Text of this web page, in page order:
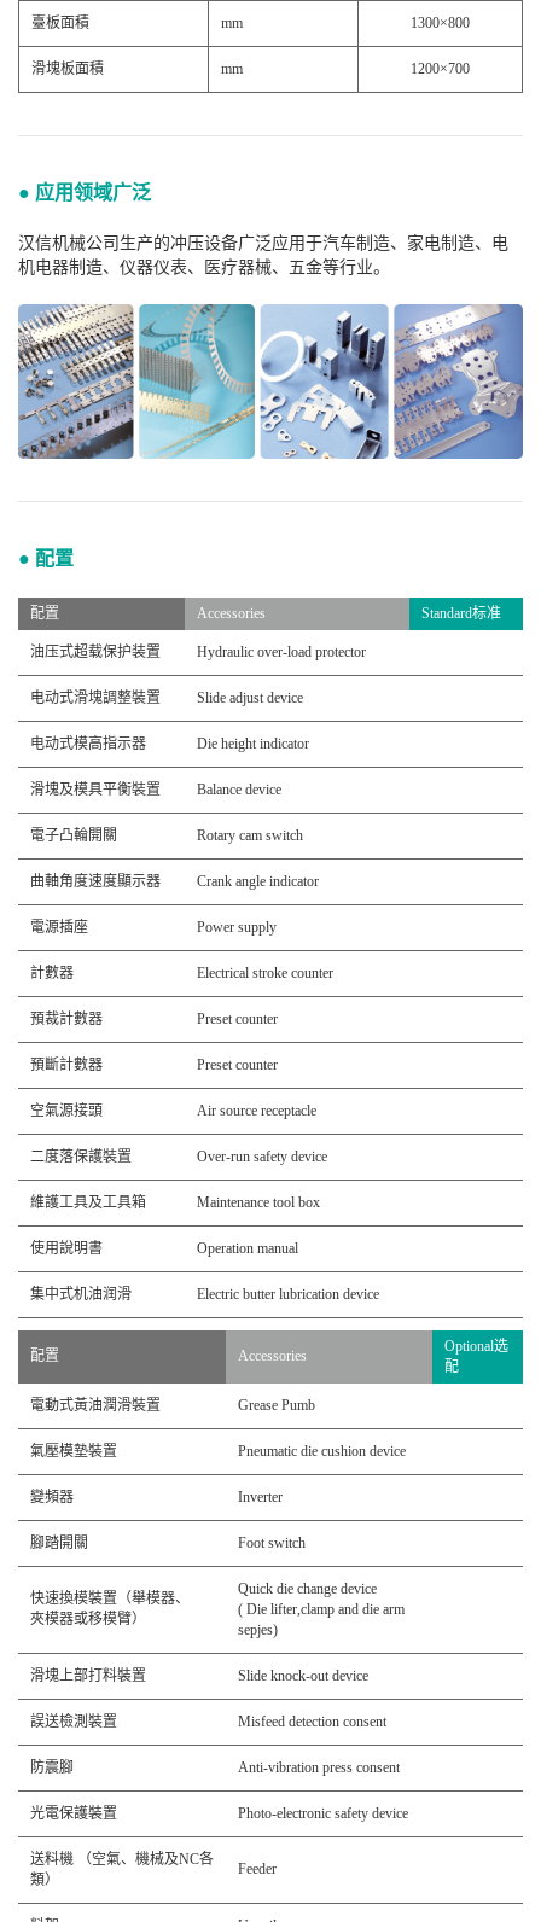
臺板面積 mm 1300×800
滑塊板面積 mm 1200×700
● 应用领域广泛
汉信机械公司生产的冲压设备广泛应用于汽车制造、家电制造、电
机电器制造、仪器仪表、医疗器械、五金等行业。
● 配置
配置 Accessories Standard标准
油压式超载保护装置 Hydraulic over-load protector
电动式滑塊調整裝置 Slide adjust device
电动式模高指示器 Die height indicator
滑塊及模具平衡裝置 Balance device
電子凸輪開關 Rotary cam switch
曲軸角度速度顯示器 Crank angle indicator
電源插座 Power supply
計數器 Electrical stroke counter
預裁計數器 Preset counter
預斷計數器 Preset counter
空氣源接頭 Air source receptacle
二度落保護裝置 Over-run safety device
維護工具及工具箱 Maintenance tool box
使用說明書 Operation manual
集中式机油润滑 Electric butter lubrication device
配置 Accessories
Optional选
配
電動式黃油潤滑裝置 Grease Pumb
氣壓模墊裝置 Pneumatic die cushion device
變頻器 Inverter
腳踏開關 Foot switch
快速換模裝置（舉模器、
夾模器或移模臂）
Quick die change device
( Die lifter,clamp and die arm
sepjes)
滑塊上部打料裝置 Slide knock-out device
誤送檢測裝置 Misfeed detection consent
防震腳 Anti-vibration press consent
光電保護裝置 Photo-electronic safety device
送料機 （空氣、機械及NC各
類）
Feeder